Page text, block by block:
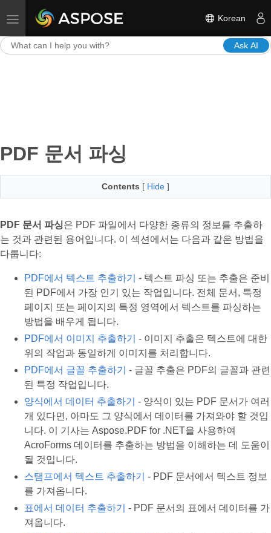
Toggle navigation Korean
Ask AI
PDF 문서 파싱
Contents [ Hide ]
PDF 문서 파싱은 PDF 파일에서 다양한 종류의 정보를 추출하
는 것과 관련된 용어입니다. 이 섹션에서는 다음과 같은 방법을
다룹니다:
PDF에서 텍스트 추출하기
- 텍스트 파싱 또는 추출은 준비
된 PDF에서 가장 인기 있는 작업입니다. 전체 문서, 특정
페이지 또는 페이지의 특정 영역에서 텍스트를 파싱하는
방법을 배우게 됩니다.
PDF에서 이미지 추출하기
- 이미지 추출은 텍스트에 대한
위의 작업과 동일하게 이미지를 처리합니다.
PDF에서 글꼴 추출하기
- 글꼴 추출은 PDF의 글꼴과 관련
된 특정 작업입니다.
양식에서 데이터 추출하기
- 양식이 있는 PDF 문서가 여러
개 있다면, 아마도 그 양식에서 데이터를 가져와야 할 것입
니다. 이 기사는 Aspose.PDF for .NET을 사용하여
AcroForms 데이터를 추출하는 방법을 이해하는 데 도움이
될 것입니다.
스탬프에서 텍스트 추출하기
- PDF 문서에서 텍스트 정보
를 가져옵니다.
표에서 데이터 추출하기
- PDF 문서의 표에서 데이터를 가
져옵니다.